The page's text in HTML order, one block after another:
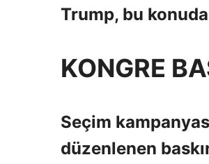
Trump, bu
KONGRE
Seçim
düzenlenen